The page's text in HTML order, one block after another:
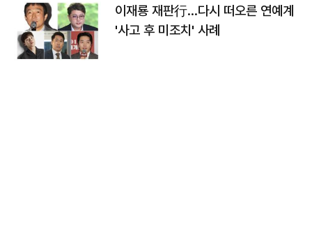
이재룡 재판行…다시 떠오른 연예계
'사고 후 미조치' 사례